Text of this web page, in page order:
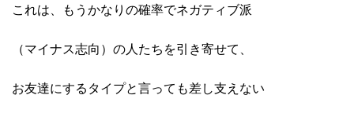
これは、もうかなりの確率でネガティブ派
（マイナス志向）の人たちを引き寄せて、
お友達にするタイプと言っても差し支えない